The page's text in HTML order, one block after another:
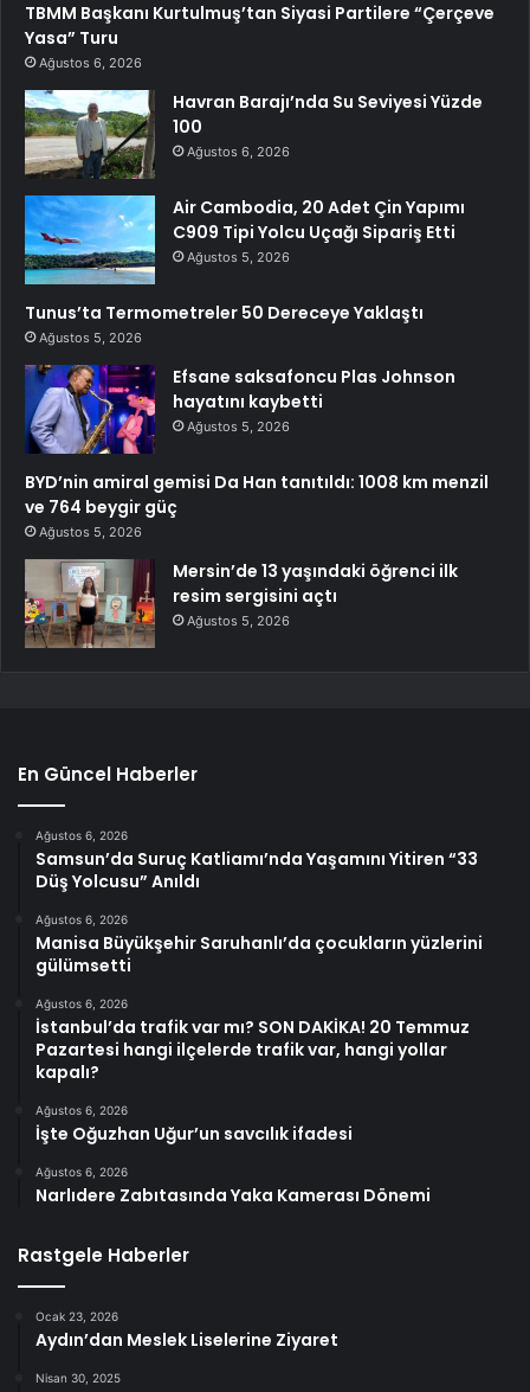
TBMM Başkanı Kurtulmuş’tan Siyasi Partilere “Çerçeve
Yasa” Turu
Ağustos 6, 2026
Havran Barajı’nda Su Seviyesi Yüzde
100
Ağustos 6, 2026
Air Cambodia, 20 Adet Çin Yapımı
C909 Tipi Yolcu Uçağı Sipariş Etti
Ağustos 5, 2026
Tunus’ta Termometreler 50 Dereceye Yaklaştı
Ağustos 5, 2026
Efsane saksafoncu Plas Johnson
hayatını kaybetti
Ağustos 5, 2026
BYD’nin amiral gemisi Da Han tanıtıldı: 1008 km menzil
ve 764 beygir güç
Ağustos 5, 2026
Mersin’de 13 yaşındaki öğrenci ilk
resim sergisini açtı
Ağustos 5, 2026
En Güncel Haberler
Ağustos 6, 2026
Samsun’da Suruç Katliamı’nda Yaşamını Yitiren “33
Düş Yolcusu” Anıldı
Ağustos 6, 2026
Manisa Büyükşehir Saruhanlı’da çocukların yüzlerini
gülümsetti
Ağustos 6, 2026
İstanbul’da trafik var mı? SON DAKİKA! 20 Temmuz
Pazartesi hangi ilçelerde trafik var, hangi yollar
kapalı?
Ağustos 6, 2026
İşte Oğuzhan Uğur’un savcılık ifadesi
Ağustos 6, 2026
Narlıdere Zabıtasında Yaka Kamerası Dönemi
Rastgele Haberler
Ocak 23, 2026
Aydın’dan Meslek Liselerine Ziyaret
Nisan 30, 2025